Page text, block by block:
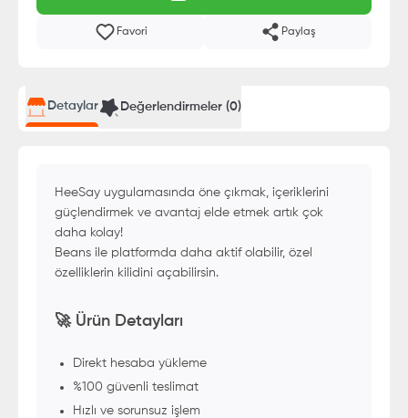
Favori Paylaş
Detaylar Değerlendirmeler (0)
HeeSay uygulamasında öne çıkmak, içeriklerini
güçlendirmek ve avantaj elde etmek artık çok
daha kolay!
Beans ile platformda daha aktif olabilir, özel
özelliklerin kilidini açabilirsin.
🚀 Ürün Detayları
Direkt hesaba yükleme
%100 güvenli teslimat
Hızlı ve sorunsuz işlem